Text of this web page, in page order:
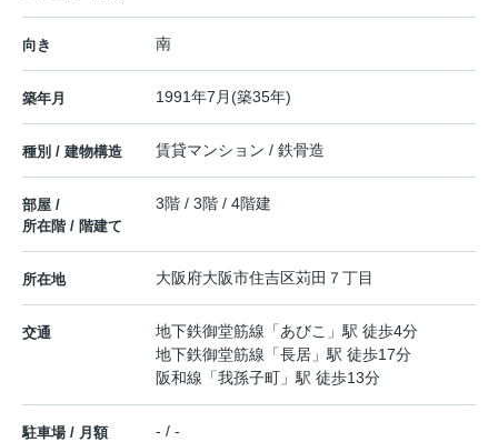
向き 南
築年月 1991年7月(築35年)
種別 / 建物構造 賃貸マンション / 鉄骨造
部屋 /
所在階 / 階建て
3階 / 3階 / 4階建
所在地 大阪府大阪市住吉区苅田 ７丁目
交通 地下鉄御堂筋線 「あびこ 」駅 徒歩4分
地下鉄御堂筋線 「長居 」駅 徒歩17分
阪和線 「我孫子町 」駅 徒歩13分
駐車場 / 月額 - / -